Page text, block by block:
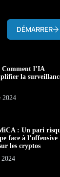
DÉMARRER
l’IA
la
2024
: Un pari
face à l’offensive
les cryptos
2024